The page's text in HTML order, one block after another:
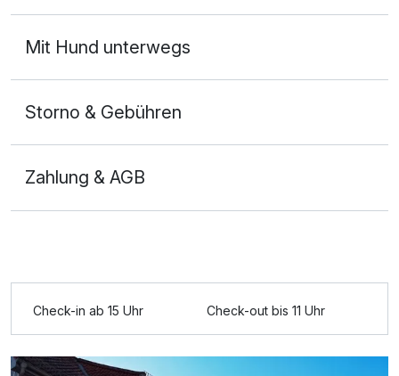
Mit Hund unterwegs
Storno & Gebühren
Zahlung & AGB
Check-in ab 15 Uhr Check-out bis 11 Uhr